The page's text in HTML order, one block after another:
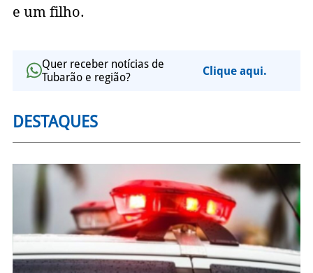
e um filho.
Quer receber notícias de
Tubarão e região?
Clique aqui.
DESTAQUES